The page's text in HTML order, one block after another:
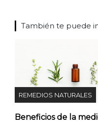
También te puede
REMEDIOS NATURALES
Beneficios de la